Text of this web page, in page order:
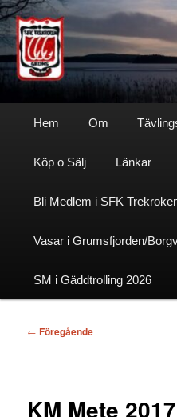
Hoppa
till
primärt
innehållSfktrekroken
Hem Om
Köp o Sälj Länkar
Bli Medlem i SFK
Vasar i Grumsfjorden/
SM i Gäddtrolling 2026
Inläggsnavigering
← Föregående
KM Mete 2017